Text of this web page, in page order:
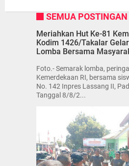
SEMUA POSTINGAN
Meriahkan Hut Ke-81
Kodim 1426/Takalar
Lomba Bersama
Foto.- Semarak lomba,
Kemerdekaan RI, bersama
No. 142 Inpres Lassang II,
Tanggal 8/8/2...